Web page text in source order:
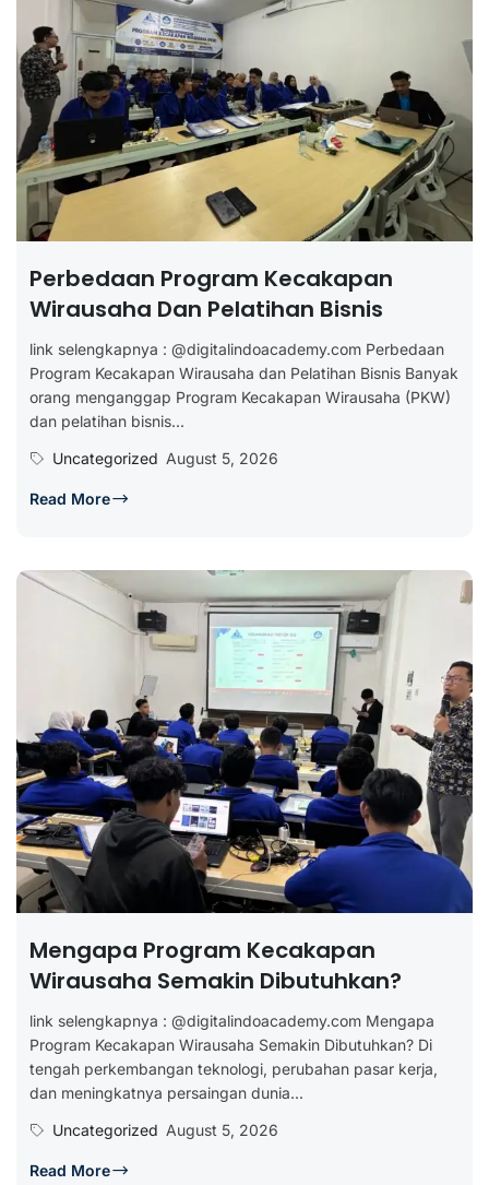
Perbedaan Program Kecakapan
Wirausaha Dan Pelatihan Bisnis
link selengkapnya : @digitalindoacademy.com Perbedaan
Program Kecakapan Wirausaha dan Pelatihan Bisnis Banyak
orang menganggap Program Kecakapan Wirausaha (PKW)
dan pelatihan bisnis...
Uncategorized August 5, 2026
Read More
Mengapa Program Kecakapan
Wirausaha Semakin Dibutuhkan?
link selengkapnya : @digitalindoacademy.com Mengapa
Program Kecakapan Wirausaha Semakin Dibutuhkan? Di
tengah perkembangan teknologi, perubahan pasar kerja,
dan meningkatnya persaingan dunia...
Uncategorized August 5, 2026
Read More